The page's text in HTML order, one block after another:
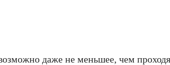
даже не меньшее, чем